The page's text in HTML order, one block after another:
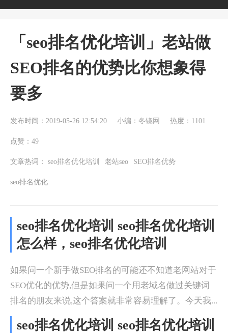
「seo排名优化培训」老站做
SEO排名的优势比你想象得
要多
发布时间：2019-05-26 12:54:20 小编：冬镜网 热度：1101
点赞：49
文章热词： seo排名优化培训 老站seo SEO排名优势
seo排名优化
seo排名优化培训 seo排名优化培训
怎么样，seo排名优化培训
如果问一个新手做SEO排名的可能还不知道老网站对于
SEO优化的优势,但是如果问一个用老域名做过关键词
排名的朋友来说,这个答案就非常容易理解了。今天我...
seo排名优化培训 seo排名优化培训